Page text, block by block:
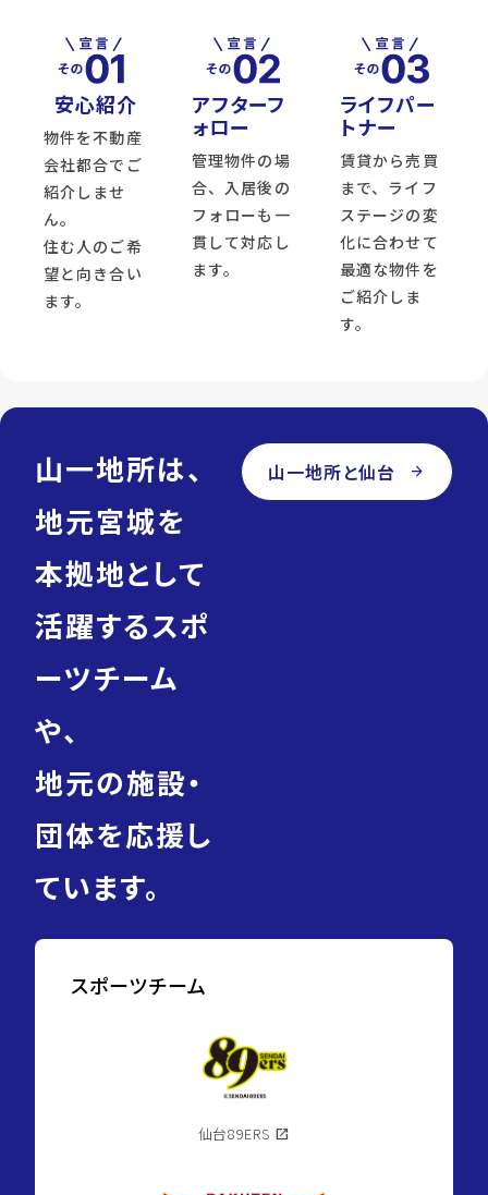
安心紹介
物件を不動産
会社都合でご
紹介しませ
ん。
住む人のご希
望と向き合い
ます。
アフターフ
ォロー
管理物件の場
合、入居後の
フォローも一
貫して対応し
ます。
ライフパー
トナー
賃貸から売買
まで、ライフ
ステージの変
化に合わせて
最適な物件を
ご紹介しま
す。
山一地所は、
地元宮城を
本拠地として
活躍するスポ
ーツチーム
や、
地元の施設・
団体を応援し
ています。
山一地所と仙台 arrow_forward
スポーツチーム
仙台89ERS open_in_new